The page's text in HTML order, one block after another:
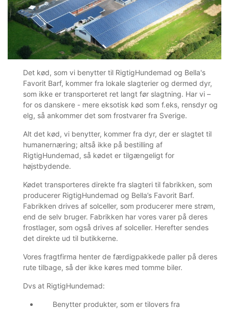
Det kød, som vi benytter til RigtigHundemad og Bella's
Favorit Barf, kommer fra lokale slagterier og dermed dyr,
som ikke er transporteret ret langt før slagtning. Har vi –
for os danskere - mere eksotisk kød som f.eks, rensdyr og
elg, så ankommer det som frostvarer fra Sverige.
Alt det kød, vi benytter, kommer fra dyr, der er slagtet til
humanernæring; altså ikke på bestilling af
RigtigHundemad, så kødet er tilgængeligt for
højstbydende.
Kødet transporteres direkte fra slagteri til fabrikken, som
producerer RigtigHundemad og Bella’s Favorit Barf.
Fabrikken drives af solceller, som producerer mere strøm,
end de selv bruger. Fabrikken har vores varer på deres
frostlager, som også drives af solceller. Herefter sendes
det direkte ud til butikkerne.
Vores fragtfirma henter de færdigpakkede paller på deres
rute tilbage, så der ikke køres med tomme biler.
Dvs at RigtigHundemad:
Benytter produkter, som er tilovers fra